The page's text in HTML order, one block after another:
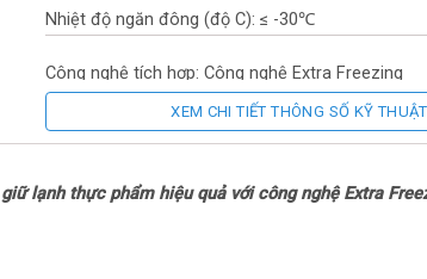
Nhiệt độ ngăn đông (độ C): ≤ -30℃
Công nghệ tích hợp: Công nghệ Extra Freezing
Chất liệu dàn lạnh: Nhôm
Chất liệu lòng tủ: Nhôm sơn tĩnh điện
XEM CHI TIẾT THÔNG SỐ KỸ THUẬT
lạnh thực phẩm hiệu quả với công nghệ Extra